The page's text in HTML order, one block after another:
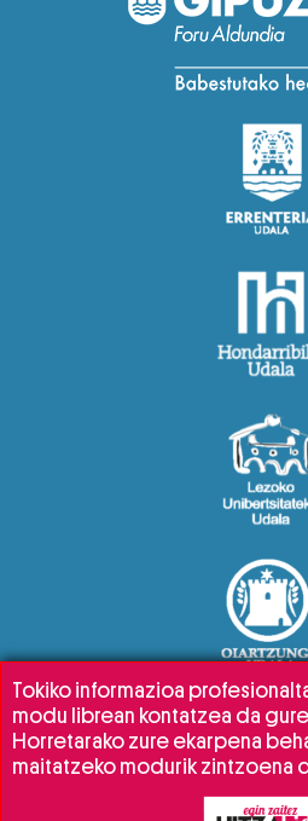
Tokiko informazioa
modu librean kontatzea da
Horretarako zure ekarpena
maitatzeko modurik zintzoena